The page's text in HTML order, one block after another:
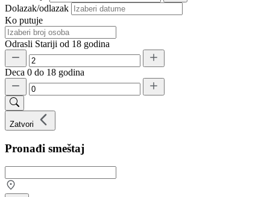
Dolazak/odlazak
Ko putuje
Odrasli Stariji od 18 godina
Deca 0 do 18 godina
Zatvori
Pronađi smeštaj